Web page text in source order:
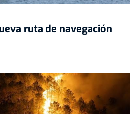
ruta de navegación